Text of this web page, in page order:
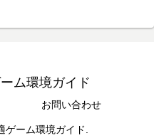
ム環境ガイド
お問い合わせ
ーム環境ガイド.